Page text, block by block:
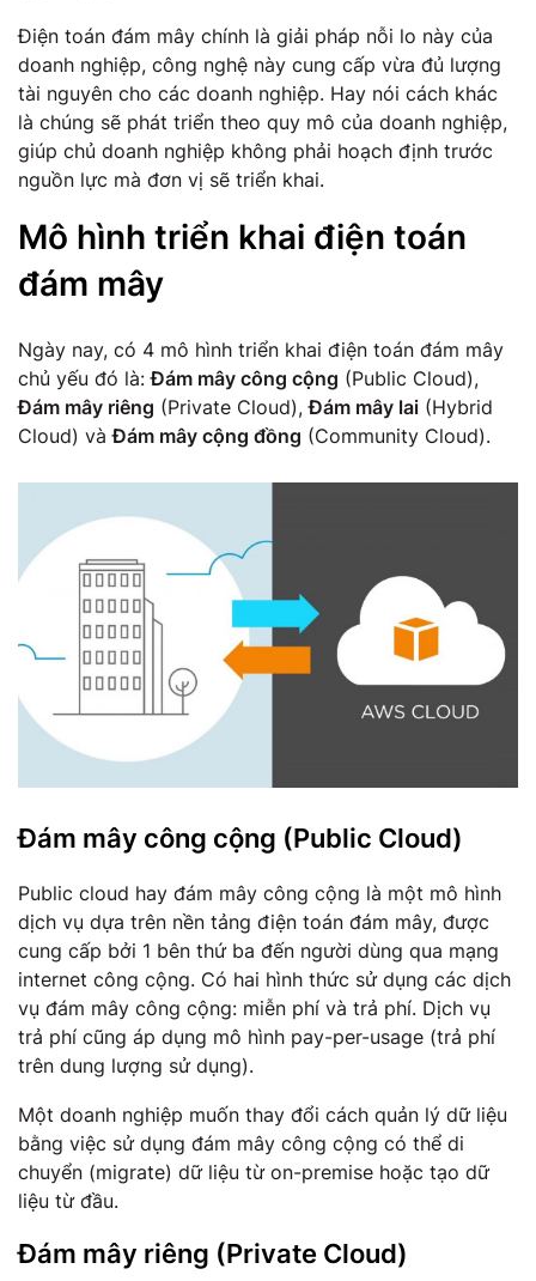
Điện toán đám mây chính là giải pháp nỗi lo này của
doanh nghiệp, công nghệ này cung cấp vừa đủ lượng
tài nguyên cho các doanh nghiệp. Hay nói cách khác
là chúng sẽ phát triển theo quy mô của doanh nghiệp,
giúp chủ doanh nghiệp không phải hoạch định trước
nguồn lực mà đơn vị sẽ triển khai.
Mô hình triển khai điện toán
đám mây
Ngày nay, có 4 mô hình triển khai điện toán đám mây
chủ yếu đó là:Đám mây công cộng (Public Cloud),
Đám mây riêng (Private Cloud),Đám mây lai (Hybrid
Cloud) vàĐám mây cộng đồng (Community Cloud).
Đám mây công cộng (Public Cloud)
Public cloud hay đám mây công cộng là một mô hình
dịch vụ dựa trên nền tảng điện toán đám mây, được
cung cấp bởi 1 bên thứ ba đến người dùng qua mạng
internet công cộng. Có hai hình thức sử dụng các dịch
vụ đám mây công cộng: miễn phí và trả phí. Dịch vụ
trả phí cũng áp dụng mô hình pay-per-usage (trả phí
trên dung lượng sử dụng).
Một doanh nghiệp muốn thay đổi cách quản lý dữ liệu
bằng việc sử dụng đám mây công cộng có thể di
chuyển (migrate) dữ liệu từ on-premise hoặc tạo dữ
liệu từ đầu.
Đám mây riêng (Private Cloud)